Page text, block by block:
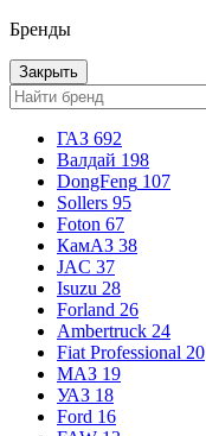
Бренды
Закрыть
ГАЗ 692
Валдай 198
DongFeng 107
Sollers 95
Foton 67
КамАЗ 38
JAC 37
Isuzu 28
Forland 26
Ambertruck 24
Fiat Professional 20
МАЗ 19
УАЗ 18
Ford 16